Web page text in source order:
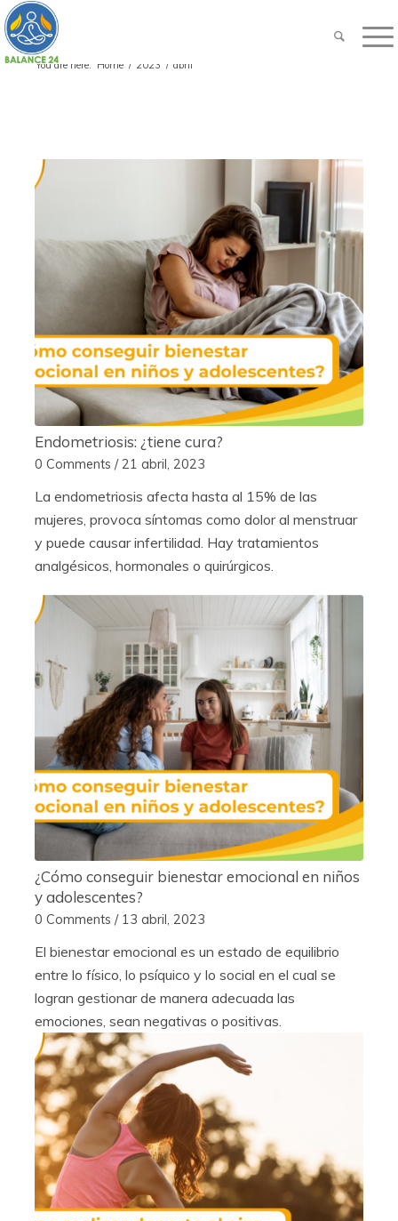
You are here: Home / 2023 / abril
Endometriosis: ¿tiene cura?
0 Comments / 21 abril, 2023
La endometriosis afecta hasta al 15% de las
mujeres, provoca síntomas como dolor al menstruar
y puede causar infertilidad. Hay tratamientos
analgésicos, hormonales o quirúrgicos.
¿Cómo conseguir bienestar emocional en niños
y adolescentes?
0 Comments / 13 abril, 2023
El bienestar emocional es un estado de equilibrio
entre lo físico, lo psíquico y lo social en el cual se
logran gestionar de manera adecuada las
emociones, sean negativas o positivas.